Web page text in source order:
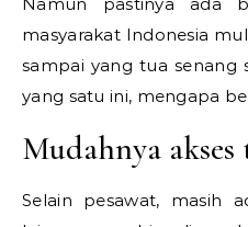
masyarakat Indonesia
sampai yang tua senang
yang satu ini, mengapa
Mudahnya
Selain pesawat, masih